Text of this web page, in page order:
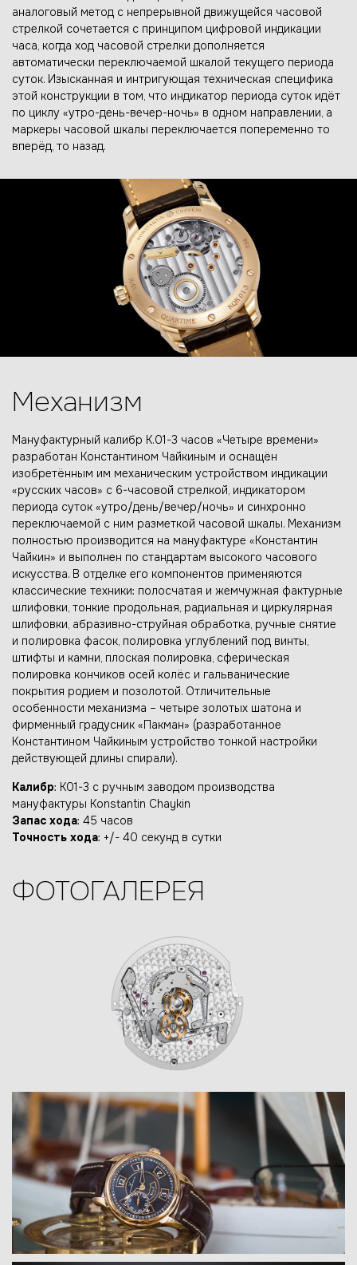
аналоговый метод с непрерывной движущейся часовой
стрелкой сочетается с принципом цифровой индикации
часа, когда ход часовой стрелки дополняется
автоматически переключаемой шкалой текущего периода
суток. Изысканная и интригующая техническая специфика
этой конструкции в том, что индикатор периода суток идёт
по циклу «утро-день-вечер-ночь» в одном направлении, а
маркеры часовой шкалы переключается попеременно то
вперёд, то назад.
Механизм
Мануфактурный калибр K.01-3 часов «Четыре времени»
разработан Константином Чайкиным и оснащён
изобретённым им механическим устройством индикации
«русских часов» с 6-часовой стрелкой, индикатором
периода суток «утро/день/вечер/ночь» и синхронно
переключаемой с ним разметкой часовой шкалы. Механизм
полностью производится на мануфактуре «Константин
Чайкин» и выполнен по стандартам высокого часового
искусства. В отделке его компонентов применяются
классические техники: полосчатая и жемчужная фактурные
шлифовки, тонкие продольная, радиальная и циркулярная
шлифовки, абразивно-струйная обработка, ручные снятие
и полировка фасок, полировка углублений под винты,
штифты и камни, плоская полировка, сферическая
полировка кончиков осей колёс и гальванические
покрытия родием и позолотой. Отличительные
особенности механизма – четыре золотых шатона и
фирменный градусник «Пакман» (разработанное
Константином Чайкиным устройство тонкой настройки
действующей длины спирали).
Калибр: К01-3 с ручным заводом производства
мануфактуры Konstantin Chaykin
Запас хода: 45 часов
Точность хода: +/- 40 секунд в сутки
ФОТОГАЛЕРЕЯ